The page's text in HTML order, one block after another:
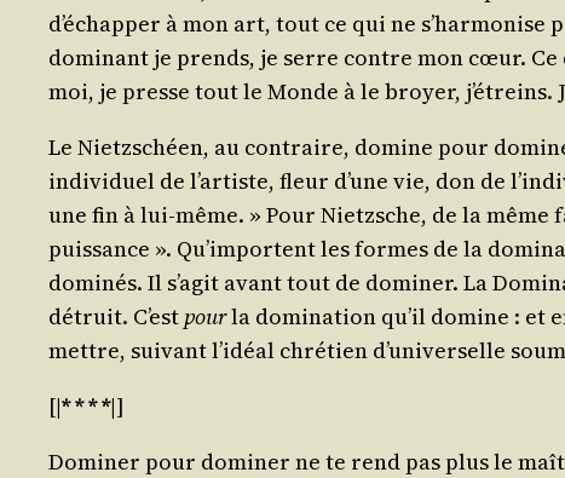
d’échapper à mon art, tout ce qui ne
domi­nant je prends, je serre contre mon cœur.
moi, je presse tout le Monde à le broyer, j’étreins.
Le Nietz­schéen, au contraire, domine pour
indi­vi­duel de l’artiste, fleur d’une vie, don de
une fin à lui-même. » Pour Nietzsche, de la même
puis­sance ». Qu’importent les formes de la
domi­nés. Il s’agit avant tout de domi­ner. La
détruit. C’est pourla domi­na­tion qu’il domine : et
mettre, sui­vant l’idéal chré­tien d’universelle
[|* * * *|]
Domi­ner pour domi­ner ne te rend pas plus le